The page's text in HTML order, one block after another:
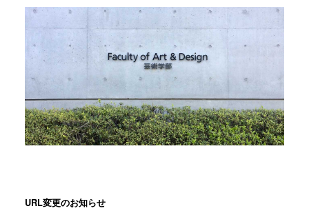
URL変更のお知らせ